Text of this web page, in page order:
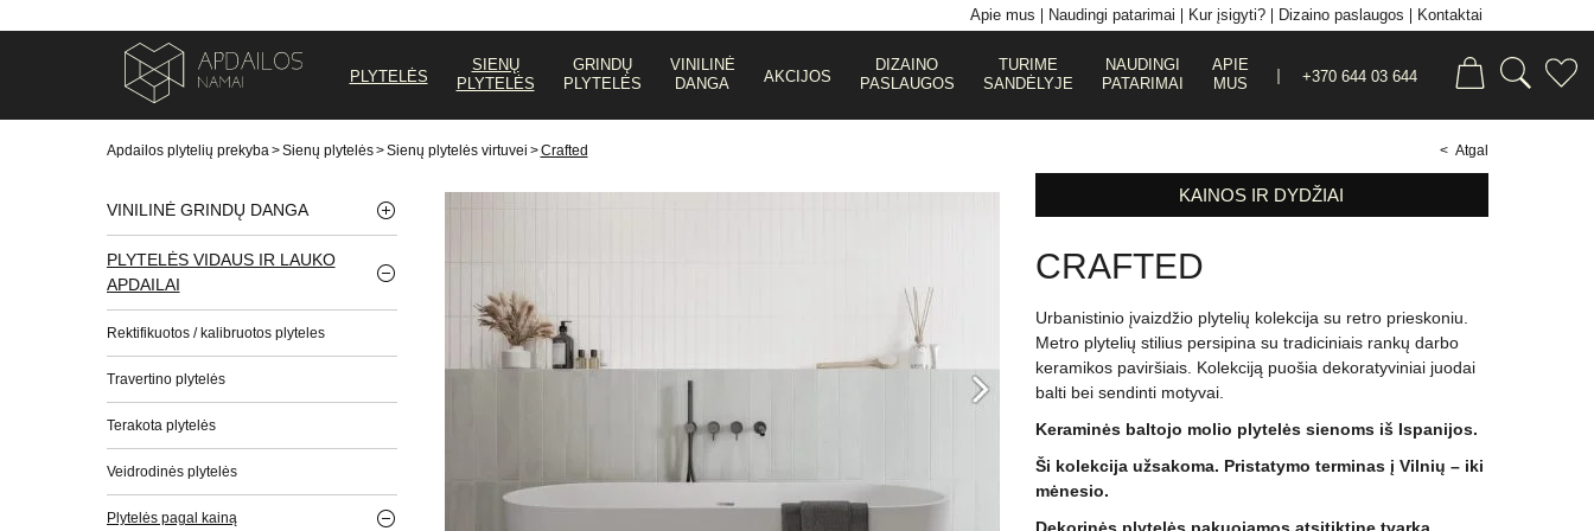
Apie mus Naudingi patarimai Kur įsigyti? Dizaino paslaugos Kontaktai
PLYTELĖS
SIENŲ
PLYTELĖS
GRINDŲ
PLYTELĖS
VINILINĖ
DANGA
AKCIJOS
DIZAINO
PASLAUGOS
TURIME
SANDĖLYJE
NAUDINGI
PATARIMAI
APIE
MUS
+370 644 03 644
Apdailos plytelių prekyba >Sienų plytelės>Sienų plytelės virtuvei >Crafted < Atgal
VINILINĖ GRINDŲ DANGA
PLYTELĖS VIDAUS IR LAUKO
APDAILAI
Rektifikuotos / kalibruotos plyteles
Travertino plytelės
Terakota plytelės
Veidrodinės plytelės
Plytelės pagal kainą
KAINOS IR DYDŽIAI
CRAFTED
Urbanistinio įvaizdžio plytelių kolekcija su retro prieskoniu.
Metro plytelių stilius persipina su tradiciniais rankų darbo
keramikos paviršiais. Kolekciją puošia dekoratyviniai juodai
balti bei sendinti motyvai.
Keraminės baltojo molio plytelės sienoms iš Ispanijos.
Ši kolekcija užsakoma. Pristatymo terminas į Vilnių – iki
mėnesio.
Dekorinės plytelės pakuojamos atsitiktine tvarka.